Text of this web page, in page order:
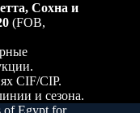
Сохна и
(FOB,
CIF/CIP.
и сезона.
of Egypt for